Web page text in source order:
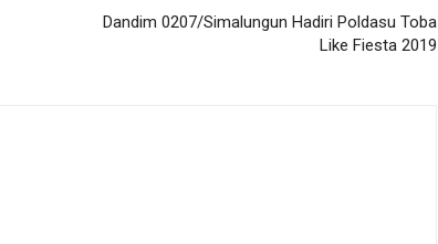
Dandim 0207/Simalungun Hadiri Poldasu Toba
Like Fiesta 2019